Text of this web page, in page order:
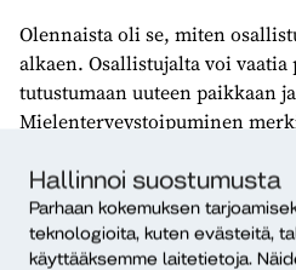
Hallinnoi suostumusta
Parhaan kokemuksen
teknologioita, kuten evästeitä,
käyttääksemme laitetietoja.
Olennaista oli se, miten
alkaen. Osallistujalta voi
tutustumaan uuteen paikkaan
Mielenterveystoipuminen
perustuu mahdollisuuteen
osallinen.